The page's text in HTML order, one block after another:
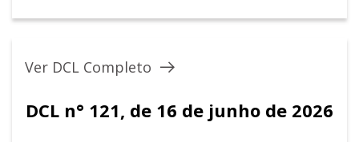
Ver DCL Completo
DCL n° 121, de 16 de junho de 2026